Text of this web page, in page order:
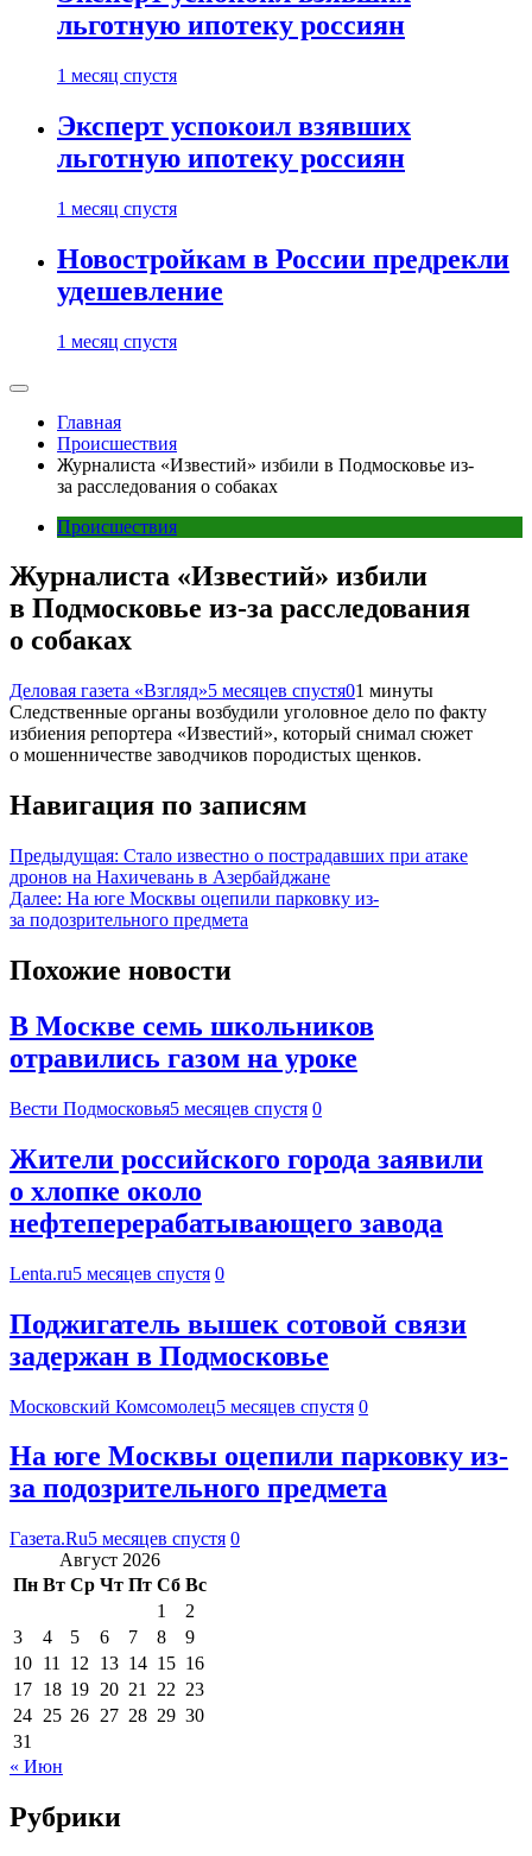
льготную ипотеку россиян
1 месяц спустя
Эксперт успокоил взявших
льготную ипотеку россиян
1 месяц спустя
Новостройкам в России предрекли
удешевление
1 месяц спустя
Главная
Происшествия
Журналиста «Известий» избили в Подмосковье из-
за расследования о собаках
Происшествия
Журналиста «Известий» избили
в Подмосковье из-за расследования
о собаках
Деловая газета «Взгляд»5 месяцев спустя01 минуты
Следственные органы возбудили уголовное дело по факту
избиения репортера «Известий», который снимал сюжет
о мошенничестве заводчиков породистых щенков.
Навигация по записям
Предыдущая: Стало известно о пострадавших при атаке
дронов на Нахичевань в Азербайджане
Далее: На юге Москвы оцепили парковку из-
за подозрительного предмета
Похожие новости
В Москве семь школьников
отравились газом на уроке
Вести Подмосковья5 месяцев спустя 0
Жители российского города заявили
о хлопке около
нефтеперерабатывающего завода
Lenta.ru5 месяцев спустя 0
Поджигатель вышек сотовой связи
задержан в Подмосковье
Московский Комсомолец5 месяцев спустя 0
На юге Москвы оцепили парковку из-
за подозрительного предмета
Газета.Ru5 месяцев спустя 0
Август 2026
Пн Вт Ср Чт Пт Сб Вс
1
2
3
4 5 6 7 8
9
10 11 12 13 14 15 16
17 18 19 20 21 22 23
24 25 26 27 28 29 30
31
« Июн
Рубрики